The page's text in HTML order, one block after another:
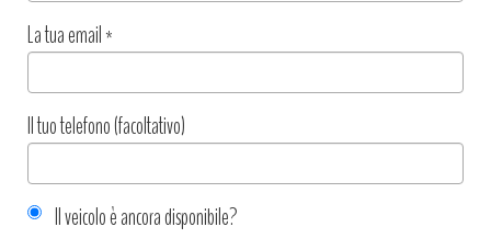
La tua email*
Il tuo telefono (facoltativo)
Il veicolo è ancora disponibile?